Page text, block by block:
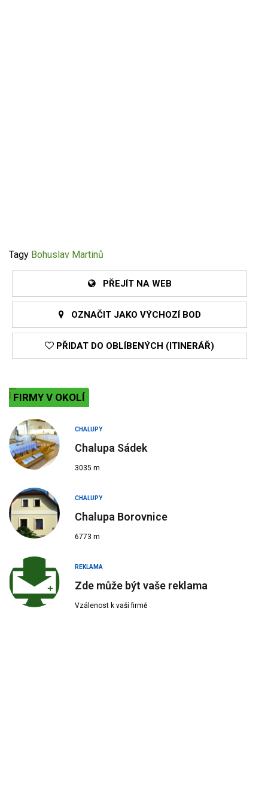
Tagy Bohuslav Martinů
PŘEJÍT NA WEB
OZNAČIT JAKO VÝCHOZÍ BOD
PŘIDAT DO OBLÍBENÝCH (ITINERÁŘ)
FIRMY V OKOLÍ
CHALUPY
Chalupa Sádek
3035 m
CHALUPY
Chalupa Borovnice
6773 m
REKLAMA
Zde může být vaše reklama
Vzálenost k vaší firmě